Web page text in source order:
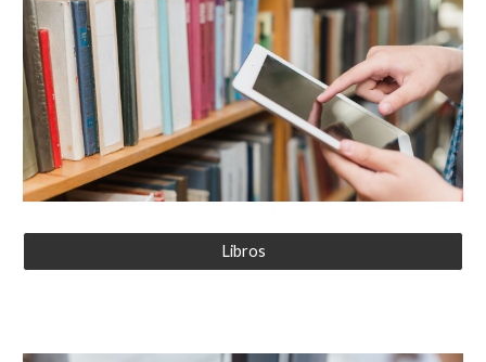
Libros